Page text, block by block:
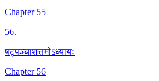
Chapter 55
56.
षट्पञ्चाशत्तमोऽध्यायः
Chapter 56